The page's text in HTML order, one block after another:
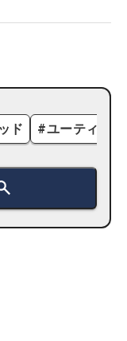
ド #ユーティリ